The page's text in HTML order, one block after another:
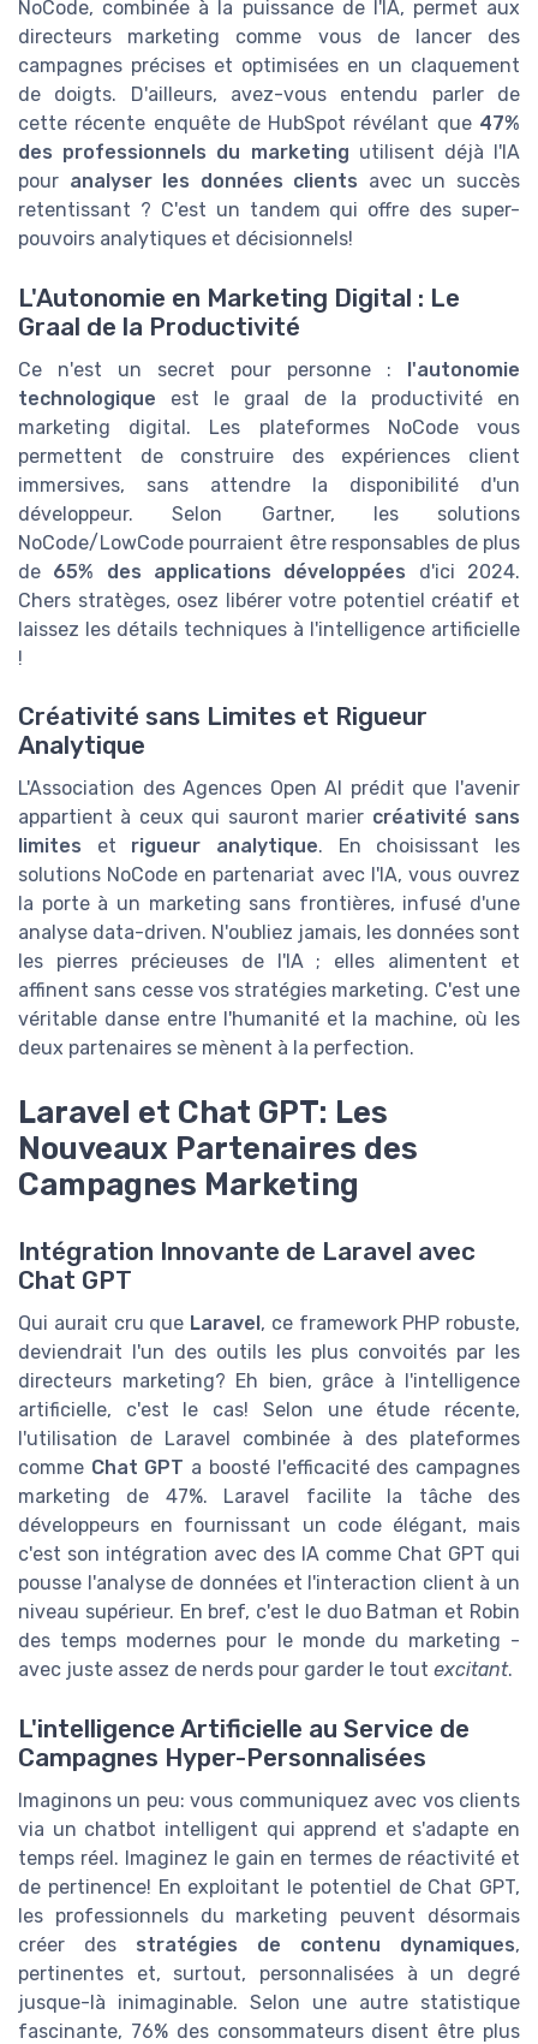
NoCode, combinée à la puissance de l'IA, permet aux
directeurs marketing comme vous de lancer des
campagnes précises et optimisées en un claquement
de doigts. D'ailleurs, avez-vous entendu parler de
cette récente enquête de HubSpot révélant que 47%
des professionnels du marketing utilisent déjà l'IA
pour analyser les données clients avec un succès
retentissant ? C'est un tandem qui offre des super-
pouvoirs analytiques et décisionnels!
L'Autonomie en Marketing Digital : Le
Graal de la Productivité
Ce n'est un secret pour personne : l'autonomie
technologique est le graal de la productivité en
marketing digital. Les plateformes NoCode vous
permettent de construire des expériences client
immersives, sans attendre la disponibilité d'un
développeur. Selon Gartner, les solutions
NoCode/LowCode pourraient être responsables de plus
de 65% des applications développées d'ici 2024.
Chers stratèges, osez libérer votre potentiel créatif et
laissez les détails techniques à l'intelligence artificielle
!
Créativité sans Limites et Rigueur
Analytique
L'Association des Agences Open AI prédit que l'avenir
appartient à ceux qui sauront marier créativité sans
limites et rigueur analytique. En choisissant les
solutions NoCode en partenariat avec l'IA, vous ouvrez
la porte à un marketing sans frontières, infusé d'une
analyse data-driven. N'oubliez jamais, les données sont
les pierres précieuses de l'IA ; elles alimentent et
affinent sans cesse vos stratégies marketing. C'est une
véritable danse entre l'humanité et la machine, où les
deux partenaires se mènent à la perfection.
Laravel et Chat GPT: Les
Nouveaux Partenaires des
Campagnes Marketing
Intégration Innovante de Laravel avec
Chat GPT
Qui aurait cru que Laravel , ce framework PHP robuste,
deviendrait l'un des outils les plus convoités par les
directeurs marketing? Eh bien, grâce à l'intelligence
artificielle, c'est le cas! Selon une étude récente,
l'utilisation de Laravel combinée à des plateformes
comme Chat GPT a boosté l'efficacité des campagnes
marketing de 47%. Laravel facilite la tâche des
développeurs en fournissant un code élégant, mais
c'est son intégration avec des IA comme Chat GPT qui
pousse l'analyse de données et l'interaction client à un
niveau supérieur. En bref, c'est le duo Batman et Robin
des temps modernes pour le monde du marketing -
avec juste assez de nerds pour garder le tout excitant.
L'intelligence Artificielle au Service de
Campagnes Hyper-Personnalisées
Imaginons un peu: vous communiquez avec vos clients
via un chatbot intelligent qui apprend et s'adapte en
temps réel. Imaginez le gain en termes de réactivité et
de pertinence! En exploitant le potentiel de Chat GPT,
les professionnels du marketing peuvent désormais
créer des stratégies de contenu dynamiques,
pertinentes et, surtout, personnalisées à un degré
jusque-là inimaginable. Selon une autre statistique
fascinante, 76% des consommateurs disent être plus